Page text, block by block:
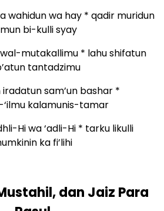
wahidun wa hay * qadir muridun
bi-kulli syay
mutakallimu * lahu shifatun
tantadzimu
sam’un bashar *
kalamunis-tamar
Hi wa ‘adli-Hi * tarku likulli
ka fi’lihi
dan Jaiz Para